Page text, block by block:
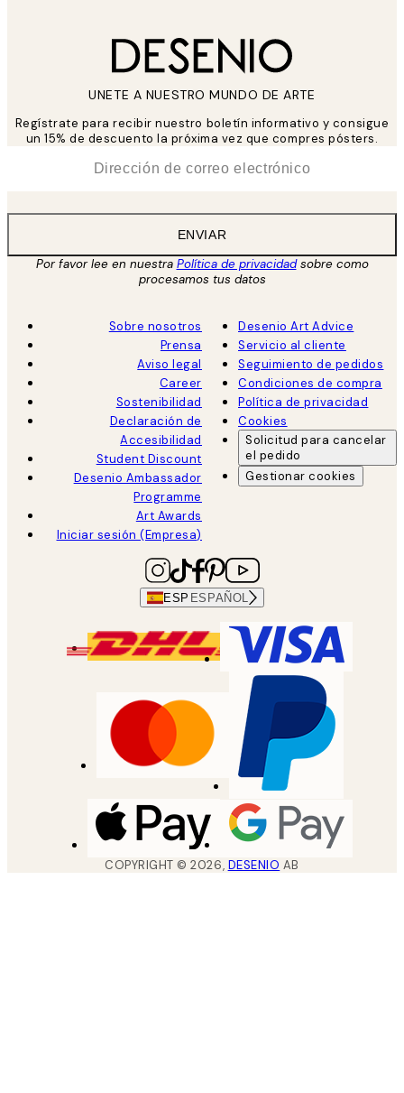
UNETE A NUESTRO MUNDO DE ARTE
Regístrate para recibir nuestro boletín informativo y consigue
un 15% de descuento la próxima vez que compres pósters.
ENVIAR
Por favor lee en nuestra Política de privacidadsobre como
procesamos tus datos
Sobre nosotros
Prensa
Aviso legal
Career
Sostenibilidad
Declaración de
Accesibilidad
Student Discount
Desenio Ambassador
Programme
Art Awards
Iniciar sesión (Empresa)
Desenio Art Advice
Servicio al cliente
Seguimiento de pedidos
Condiciones de compra
Política de privacidad
Cookies
Solicitud para cancelar
el pedido
Gestionar cookies
ESP ESPAÑOL
COPYRIGHT ©2026, DESENIO AB